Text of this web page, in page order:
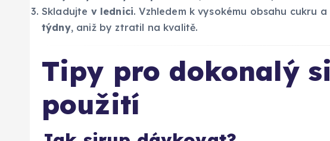
Skladujte v lednici. Vzhledem k vysokému obsahu cukru
týdny, aniž by ztratil na kvalitě.
Tipy pro dokonalý
použití